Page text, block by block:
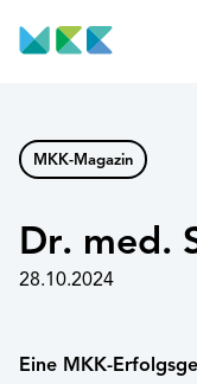
MKK-Magazin
Dr. med.
28.10.2024
Eine MKK-